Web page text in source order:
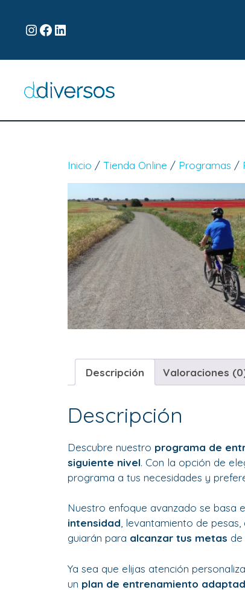
Inicio / Tienda Online / Programas /
Descripción Valoraciones
Descripción
Descubre nuestro programa de
siguiente nivel. Con la opción de
programa a tus necesidades y
Nuestro enfoque avanzado se basa
intensidad , levantamiento de
guiarán para alcanzar tus metas
Ya sea que elijas atención
un plan de entrenamiento